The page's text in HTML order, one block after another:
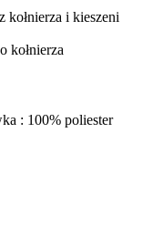
i kieszeni
kołnierza
: 100% poliester